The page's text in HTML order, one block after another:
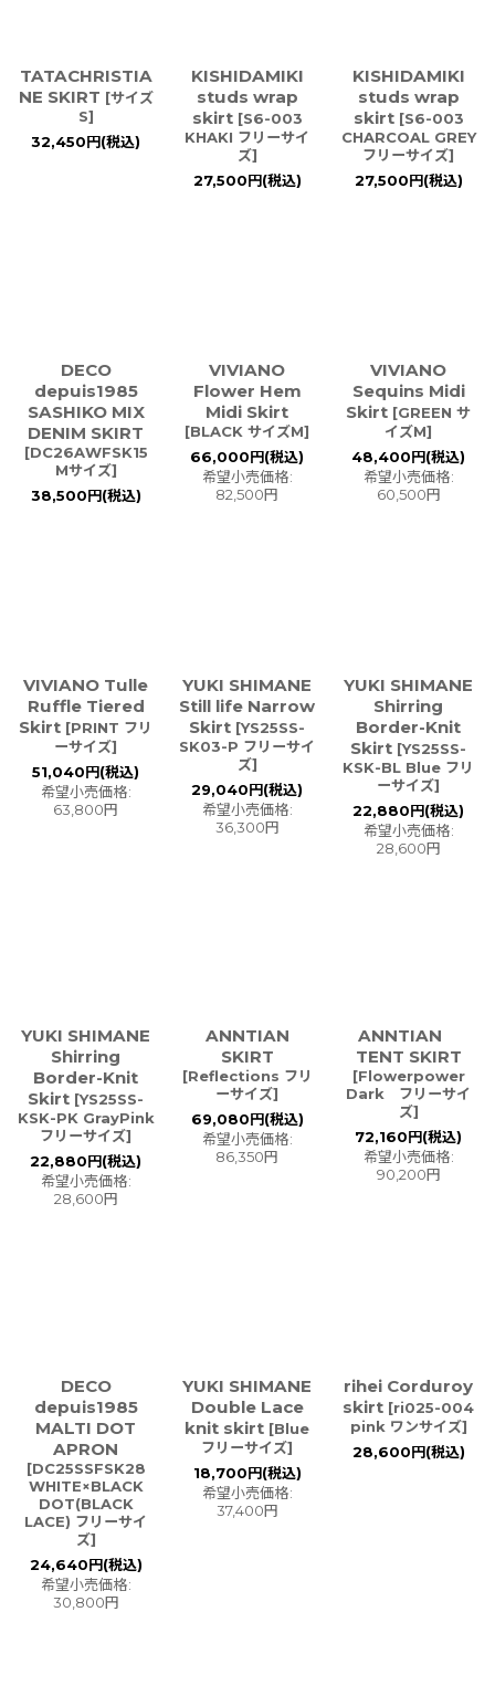
TATACHRISTIA
NE SKIRT [サイズ
S]
32,450円(税込)
KISHIDAMIKI
studs wrap
skirt [S6-003
KHAKI フリーサイ
ズ]
27,500円(税込)
KISHIDAMIKI
studs wrap
skirt [S6-003
CHARCOAL GREY
フリーサイズ]
27,500円(税込)
DECO
depuis1985
SASHIKO MIX
DENIM SKIRT
[DC26AWFSK15
Mサイズ]
38,500円(税込)
VIVIANO
Flower Hem
Midi Skirt
[BLACK サイズM]
66,000円(税込)
希望小売価格:
82,500円
VIVIANO
Sequins Midi
Skirt [GREEN サ
イズM]
48,400円(税込)
希望小売価格:
60,500円
VIVIANO Tulle
Ruffle Tiered
Skirt [PRINT フリ
ーサイズ]
51,040円(税込)
希望小売価格:
63,800円
YUKI SHIMANE
Still life Narrow
Skirt [YS25SS-
SK03-P フリーサイ
ズ]
29,040円(税込)
希望小売価格:
36,300円
YUKI SHIMANE
Shirring
Border-Knit
Skirt [YS25SS-
KSK-BL Blue フリ
ーサイズ]
22,880円(税込)
希望小売価格:
28,600円
YUKI SHIMANE
Shirring
Border-Knit
Skirt [YS25SS-
KSK-PK GrayPink
フリーサイズ]
22,880円(税込)
希望小売価格:
28,600円
ANNTIAN
SKIRT
[Reflections フリ
ーサイズ]
69,080円(税込)
希望小売価格:
86,350円
ANNTIAN
TENT SKIRT
[Flowerpower
Dark フリーサイ
ズ]
72,160円(税込)
希望小売価格:
90,200円
DECO
depuis1985
MALTI DOT
APRON
[DC25SSFSK28
WHITE×BLACK
DOT(BLACK
LACE) フリーサイ
ズ]
24,640円(税込)
希望小売価格:
30,800円
YUKI SHIMANE
Double Lace
knit skirt [Blue
フリーサイズ]
18,700円(税込)
希望小売価格:
37,400円
rihei Corduroy
skirt [ri025-004
pink ワンサイズ]
28,600円(税込)